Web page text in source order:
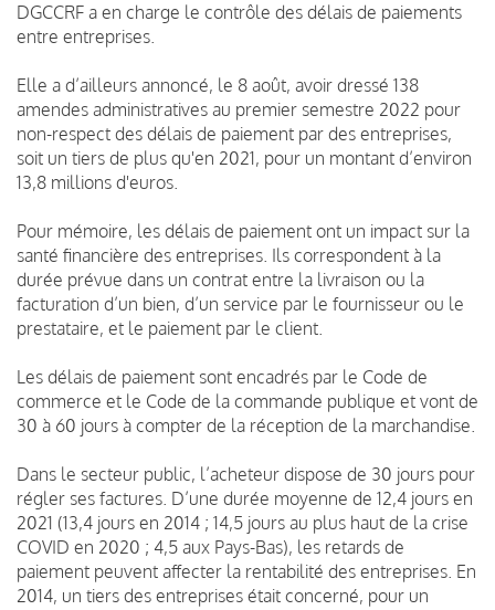
DGCCRF a en charge le contrôle des délais de paiements
entre entreprises.
Elle a d’ailleurs annoncé, le 8 août, avoir dressé 138
amendes administratives au premier semestre 2022 pour
non-respect des délais de paiement par des entreprises,
soit un tiers de plus qu'en 2021, pour un montant d’environ
13,8 millions d'euros.
Pour mémoire, les délais de paiement ont un impact sur la
santé financière des entreprises. Ils correspondent à la
durée prévue dans un contrat entre la livraison ou la
facturation d’un bien, d’un service par le fournisseur ou le
prestataire, et le paiement par le client.
Les délais de paiement sont encadrés par le Code de
commerce et le Code de la commande publique et vont de
30 à 60 jours à compter de la réception de la marchandise.
Dans le secteur public, l’acheteur dispose de 30 jours pour
régler ses factures. D’une durée moyenne de 12,4 jours en
2021 (13,4 jours en 2014 ; 14,5 jours au plus haut de la crise
COVID en 2020 ; 4,5 aux Pays-Bas), les retards de
paiement peuvent affecter la rentabilité des entreprises. En
2014, un tiers des entreprises était concerné, pour un